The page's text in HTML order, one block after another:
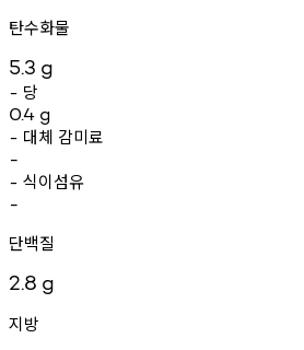
탄수화물
5.3 g
- 당
0.4 g
- 대체 감미료
-
- 식이섬유
-
단백질
2.8 g
지방